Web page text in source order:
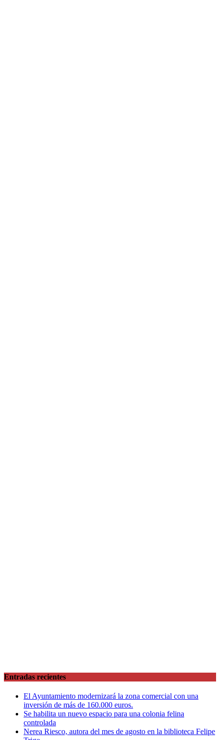
Entradas recientes
El Ayuntamiento modernizará la zona comercial con una
inversión de más de 160.000 euros.
Se habilita un nuevo espacio para una colonia felina
controlada
Nerea Riesco, autora del mes de agosto en la biblioteca Felipe